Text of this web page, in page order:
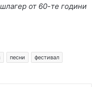
от 60-те години
песни
фестивал